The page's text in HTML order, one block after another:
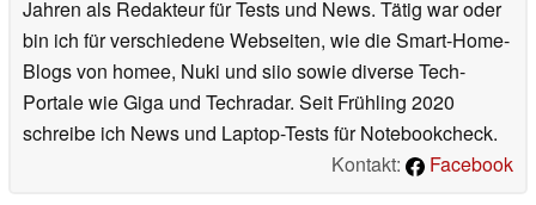
Jahren als Redakteur für Tests und News. Tätig war oder
bin ich für verschiedene Webseiten, wie die Smart-Home-
Blogs von homee, Nuki und siio sowie diverse Tech-
Portale wie Giga und Techradar. Seit Frühling 2020
schreibe ich News und Laptop-Tests für Notebookcheck.
Kontakt:
Facebook